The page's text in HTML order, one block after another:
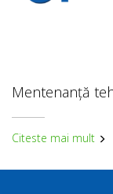
Mentenanță
Citeste mai mult